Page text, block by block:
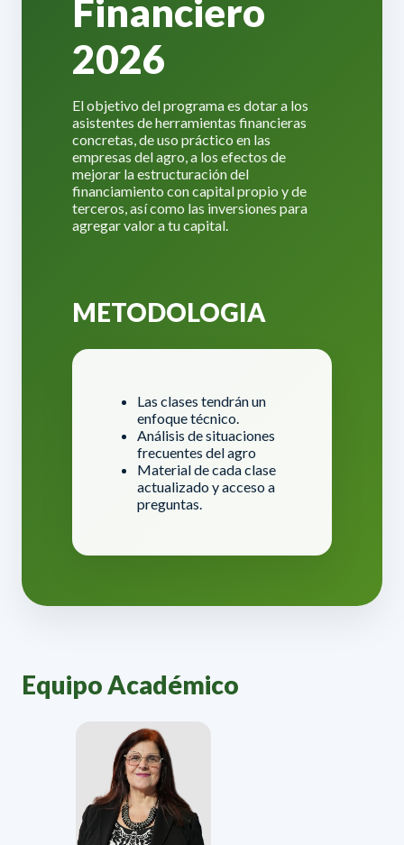
Financiero
2026
El objetivo del programa es dotar a los
asistentes de herramientas financieras
concretas, de uso práctico en las
empresas del agro, a los efectos de
mejorar la estructuración del
financiamiento con capital propio y de
terceros, así como las inversiones para
agregar valor a tu capital.
METODOLOGIA
Las clases tendrán un
enfoque técnico.
Análisis de situaciones
frecuentes del agro
Material de cada clase
actualizado y acceso a
preguntas.
Equipo Académico